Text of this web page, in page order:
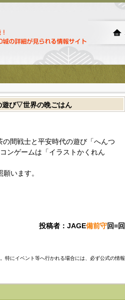
び▽世界の晩ごはん
間戦士と平安時代の遊び「へんつ
ンゲームは「イラストかくれん
います。
投稿者：JAGE備前守回=回
特にイベント等へ行かれる場合には、必ず公式の情報